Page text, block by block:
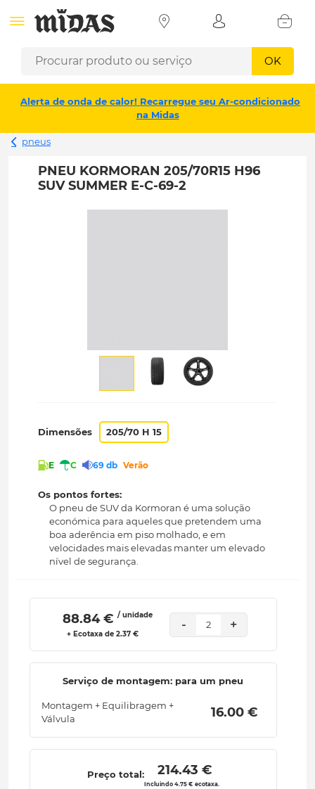
OK
Alerta de onda de calor! Recarregue seu Ar-condicionado
na Midas
pneus
PNEU KORMORAN 205/70R15 H96
SUV SUMMER E-C-69-2
Dimensões 205/70 H 15
E C 69 db Verão
Os pontos fortes:
O pneu de SUV da Kormoran é uma solução
económica para aqueles que pretendem uma
boa aderência em piso molhado, e em
velocidades mais elevadas manter um elevado
nível de segurança.
88.84 € / unidade
+ Ecotaxa de 2.37 €
- 2 +
Serviço de montagem: para um pneu
Montagem + Equilibragem +
Válvula
16.00 €
Preço total: 214.43 €
Incluindo 4.75 € ecotaxa.